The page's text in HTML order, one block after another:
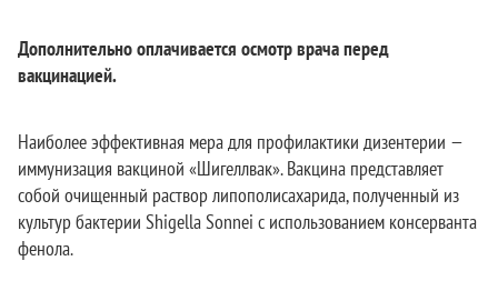
Дополнительно оплачивается осмотр врача перед
вакцинацией.
Наиболее эффективная мера для профилактики дизентерии —
иммунизация вакциной «Шигеллвак». Вакцина представляет
собой очищенный раствор липополисахарида, полученный из
культур бактерии Shigella Sonnei с использованием консерванта
фенола.